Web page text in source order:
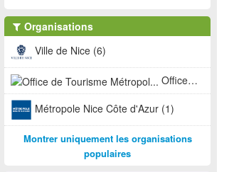
Organisations
Ville de Nice (6)
Office de Tourisme Métropol... (1)
Métropole Nice Côte d'Azur (1)
Montrer uniquement les organisations
populaires